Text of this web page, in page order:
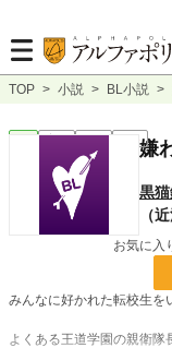
TOP > 小説 > BL小説 >
完結 短編 嫌
黒
（
お気に入
みんなに好かれた転校生を
よくある王道学園の親衛隊